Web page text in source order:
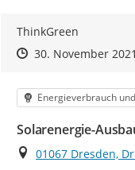
ThinkGreen
Zeitpunkt des
Zeitpunkt des
30. November 2021
Kategorie
Energieverbrauch
Solarenergie-
Ort
01067 Dresden,